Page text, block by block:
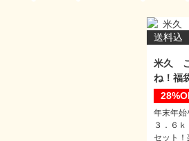
送料込
米久
ね！福
28%
年末年始
３．６
セット！